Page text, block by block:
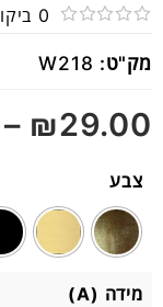
0
5
0
מק"ט: W218
₪29.00
–
צבע
מידה (A)